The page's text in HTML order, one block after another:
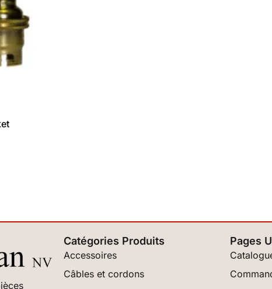
Catégories Produits
Accessoires
Câbles et cordons
Pages